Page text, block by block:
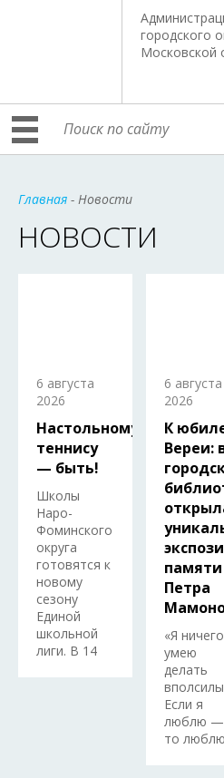
городского
Московской
Главная - Новости
НОВОСТИ
6 августа
2026
Настольному
теннису
— быть!
Школы
Наро-
Фоминского
округа
готовятся к
новому
сезону
Единой
школьной
лиги. В 14
6 августа
2026
К
Вереи:
памяти
Петра
«Я
умею
делать
Если я
люблю —
то